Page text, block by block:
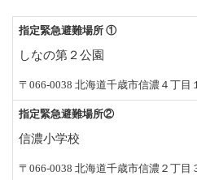
指定緊急避難場所 ①
しなの第２公園
〒066-0038 北海道千歳市信濃４丁
指定緊急避難場所②
信濃小学校
〒066-0038 北海道千歳市信濃２丁